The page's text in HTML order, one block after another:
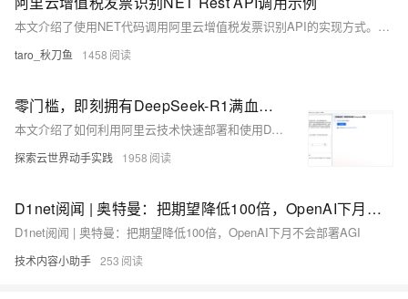
本文介绍了使用NET代码调用阿里云增值税发票识别API的实现方式。通过示例代码，详细展示了如何构造请求、设置签名以及发送HTTP请求的具体步骤。代码中涵盖了请求参数的处理、签名生成逻辑（如HMAC-SHA256算法）以及调用API后的结果处理。此外，还提供了运行结果的截图和参考文档链接，帮助开发者更好地理解和应用该接口。
taro_秋刀鱼 1458
零门槛，即刻拥有DeepSeek-R1满血版——调用API及部署各尺寸模型
本文介绍了如何利用阿里云技术快速部署和使用DeepSeek系列模型，涵盖满血版API调用和云端部署两种方案。DeepSeek在数学、代码和自然语言处理等复杂任务中表现出色，支持私有化部署和企业级加密，确保数据安全。通过详细的步骤和代码示例，帮助开发者轻松上手，提升工作效率和模型性能。解决方案链接：[阿里云DeepSeek方案](https://www.aliyun.com/solution/tech-solution/deepseek-r1-for-platforms?utm_content=g_1000401616)。
探索云世界动手实践 1958
D1net阅闻 | 奥特曼：把期望降低100倍，OpenAI下月不会部署AGI
D1net阅闻 | 奥特曼：把期望降低100倍，OpenAI下月不会部署AGI
技术内容小助手 253